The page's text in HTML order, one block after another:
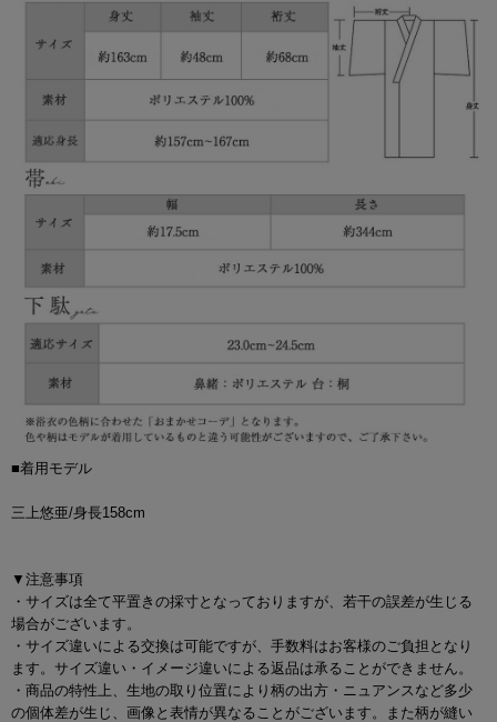
■着用モデル
三上悠亜/身長158cm
▼注意事項
・サイズは全て平置きの採寸となっておりますが、若干の誤差が生じる
場合がございます。
・サイズ違いによる交換は可能ですが、手数料はお客様のご負担となり
ます。サイズ違い・イメージ違いによる返品は承ることができません。
・商品の特性上、生地の取り位置により柄の出方・ニュアンスなど多少
の個体差が生じ、画像と表情が異なることがございます。また柄が縫い